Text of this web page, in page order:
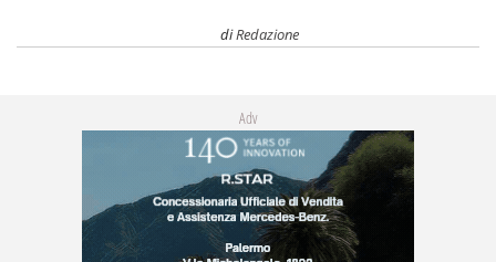
diRedazione
Adv